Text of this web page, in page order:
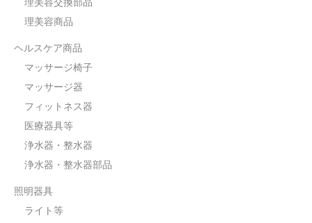
理美容商品
ヘルスケア商品
マッサージ椅子
マッサージ器
フィットネス器
医療器具等
浄水器・整水器
浄水器・整水器部品
照明器具
ライト等